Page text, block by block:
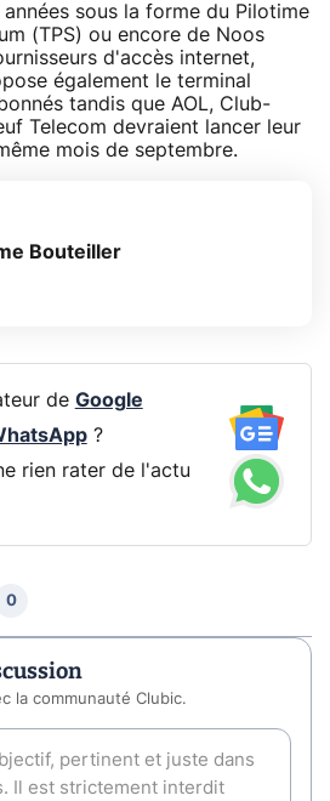
sous la forme du Pilotime
(TPS) ou encore de Noos
d'accès internet,
également le terminal
tandis que AOL, Club-
Telecom devraient lancer leur
mois de septembre.
Bouteiller
de Google
?
rien rater de l'actu
0
la communauté Clubic.